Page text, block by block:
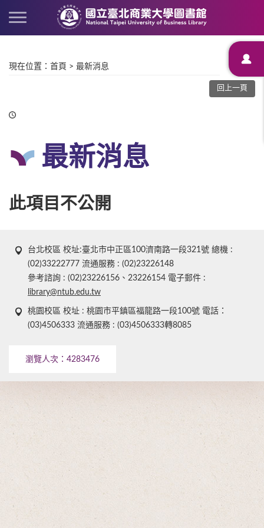
現在位置 ： 首頁 > 最新消息
回上一頁
最新消息
此項目不公開
台北校區 校址:臺北市中正區100濟南路一段321號 總機 :
(02)33222777 流通服務 : (02)23226148
參考諮詢 : (02)23226156、23226154 電子郵件 :
library@ntub.edu.tw
桃園校區 校址 : 桃園市平鎮區福龍路一段100號 電話：
(03)4506333 流通服務 : (03)4506333轉8085
瀏覽人次： 4283476